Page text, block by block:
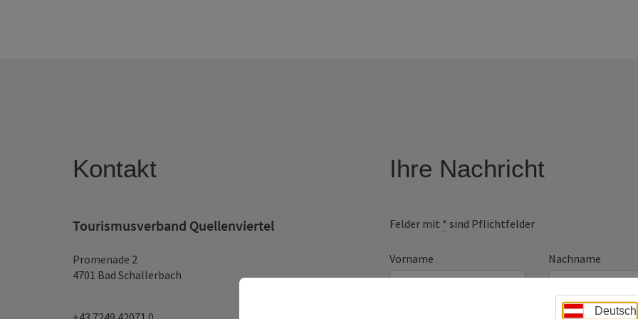
Kontakt
Tourismusverband Quellenviertel
Promenade 2
4701 Bad Schallerbach
Ihre Nachricht
Felder mit * sind Pflichtfelder
Vorname Nachname
Deutsch